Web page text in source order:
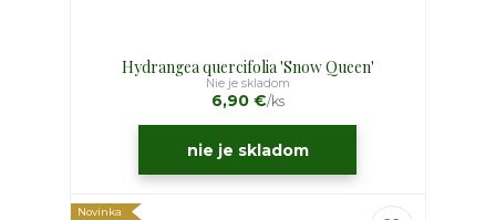
Hydrangea quercifolia 'Snow Queen'
6,90 €/ks
Nie je skladom
nie je skladom
Novinka